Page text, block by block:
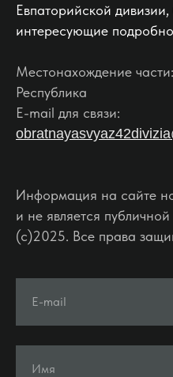
Евпаторийской
интересующие
Местонахождение
Республика
E-mail для связи:
Информация на сайте
и не является
(c)2025. Все права
E-mail
Имя